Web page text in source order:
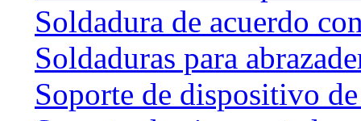
Soldadura de acuerdo
Soldaduras para
Soporte de dispositivo